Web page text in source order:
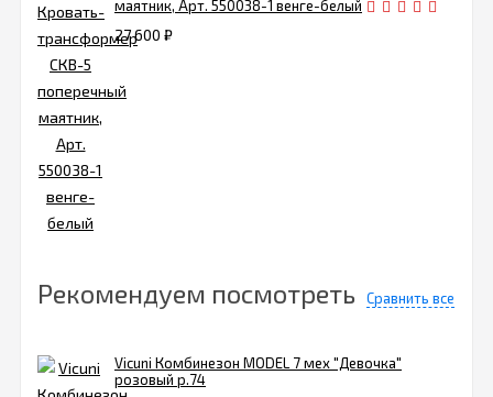
маятник, Арт. 550038-1 венге-белый
27 600 ₽
Рекомендуем посмотреть Сравнить все
Vicuni Комбинезон MODEL 7 мех "Девочка"
розовый р.74